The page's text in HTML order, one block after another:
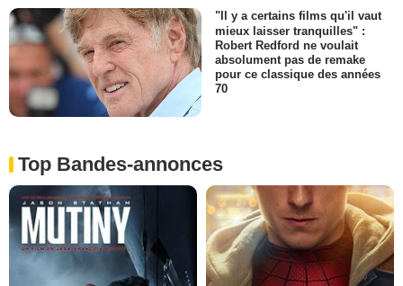
"Il y a certains films qu'il vaut
mieux laisser tranquilles" :
Robert Redford ne voulait
absolument pas de remake
pour ce classique des années
70
Top Bandes-annonces